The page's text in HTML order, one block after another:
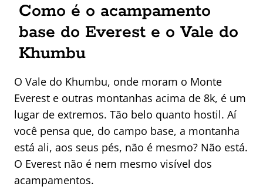
Como é o acampamento
base do Everest e o Vale do
Khumbu
O Vale do Khumbu, onde moram o Monte
Everest e outras montanhas acima de 8k, é um
lugar de extremos. Tão belo quanto hostil. Aí
você pensa que, do campo base, a montanha
está ali, aos seus pés, não é mesmo? Não está.
O Everest não é nem mesmo visível dos
acampamentos.